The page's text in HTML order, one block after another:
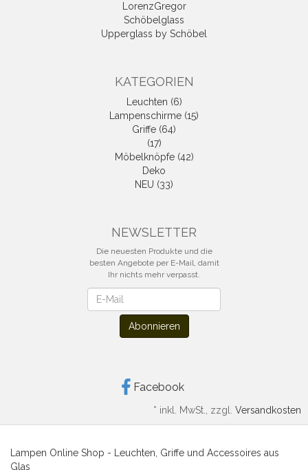
LorenzGregor
Schöbelglass
Upperglass by Schöbel
KATEGORIEN
Leuchten (6)
Lampenschirme (15)
Griffe (64)
(17)
Möbelknöpfe (42)
Deko
NEU (33)
NEWSLETTER
Die neuesten Produkte und die
besten Angebote per E-Mail, damit
Ihr nichts mehr verpasst.
Abonnieren
Facebook
* inkl. MwSt., zzgl. Versandkosten
Lampen Online Shop - Leuchten, Griffe und Accessoires aus
Glas